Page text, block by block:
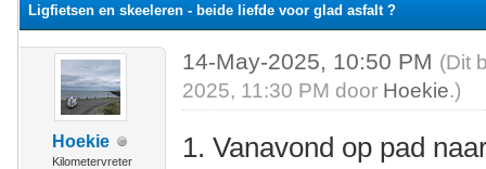
Ligfietsen en skeeleren - beide liefde voor glad asfalt ?
Hoekie
Kilometervreter
14-May-2025, 10:50 PM (Dit
2025, 11:30 PM door Hoekie.)
1. Vanavond op pad